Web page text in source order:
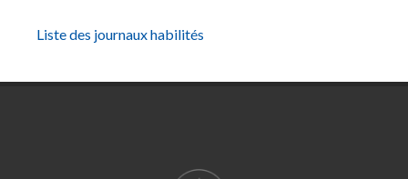
Liste des journaux habilités